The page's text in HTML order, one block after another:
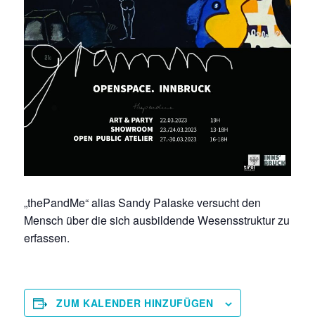
„thePandMe“ alias Sandy Palaske versucht den
Mensch über die sich ausbildende Wesensstruktur zu
erfassen.
ZUM KALENDER HINZUFÜGEN